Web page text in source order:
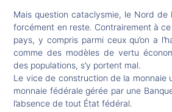
Mais question cataclysmie, le Nord de
forcément en reste. Contrairement à ce
pays, y compris parmi ceux qu’on a
comme des modèles de vertu
des populations, s’y portent mal.
Le vice de construction de la monnaie
monnaie fédérale gérée par une
l’absence de tout État fédéral.